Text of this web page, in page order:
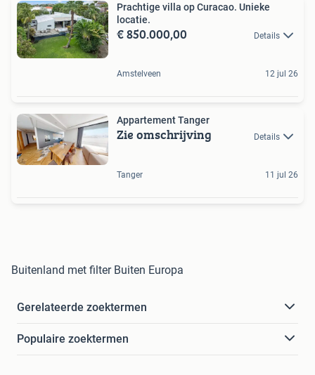
Prachtige villa op Curacao. Unieke
locatie.
€ 850.000,00 Details
Amstelveen 12 jul 26
Appartement Tanger
Zie omschrijving Details
Tanger 11 jul 26
Buitenland met filter Buiten Europa
Gerelateerde zoektermen
Populaire zoektermen